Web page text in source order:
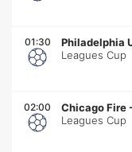
01:30 Philadelphia
Leagues Cup
02:00 Chicago Fire
Leagues Cup